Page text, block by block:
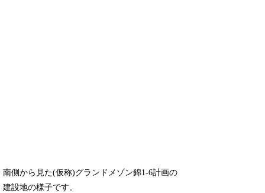
南側から見た(仮称)グランドメゾン錦1-6計画の
建設地の様子です。